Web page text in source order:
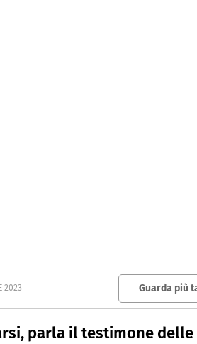
2023 Guarda più
parla il testimone